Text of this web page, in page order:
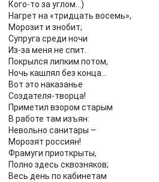
Кого-то за углом…)
Нагрет на «тридцать восемь»,
Морозит и знобит;
Супруга среди ночи
Из-за меня не спит.
Покрылся липким потом,
Ночь кашлял без конца…
Вот это наказанье
Создателя-творца!
Приметил взором старым
В работе там изъян:
Невольно санитары –
Морозят россиян!
Фрамуги приоткрыты,
Полно здесь сквозняков;
Весь день по кабинетам